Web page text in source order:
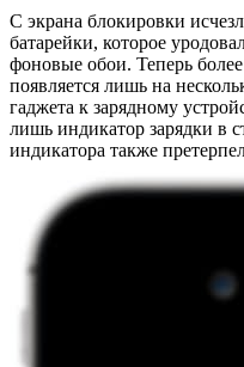
С экрана блокировки
батарейки, которое
фоновые обои. Теперь
появляется лишь на
гаджета к зарядному
лишь индикатор зарядки в
индикатора также